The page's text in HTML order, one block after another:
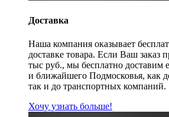
Доставка
Наша компания оказывает
доставке товара. Если Ваш заказ
тыс руб., мы бесплатно доставим
и ближайшего Подмосковья, как
так и до транспортных компаний.
Хочу узнать больше!